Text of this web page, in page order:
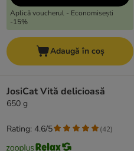
Aplică voucherul - Economisești
-15%
Adaugă în coș
JosiCat Vită delicioasă
650 g
Rating: 4.6/5 (42)